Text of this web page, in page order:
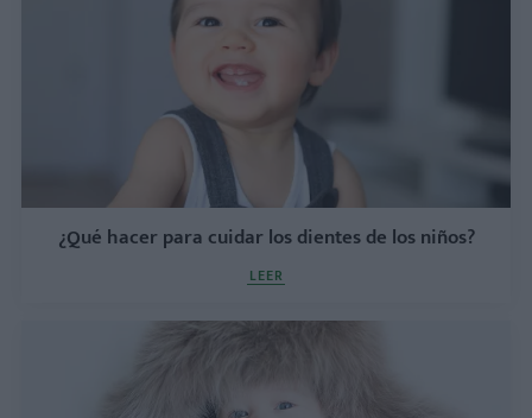
¿Qué hacer para cuidar los dientes de los niños?
LEER